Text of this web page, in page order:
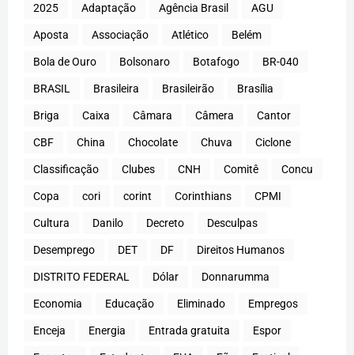
2025 Adaptação Agência Brasil AGU
Aposta Associação Atlético Belém
Bola de Ouro Bolsonaro Botafogo BR-040
BRASIL Brasileira Brasileirão Brasília
Briga Caixa Câmara Câmera Cantor
CBF China Chocolate Chuva Ciclone
Classificação Clubes CNH Comitê Concu
Copa cori corint Corinthians CPMI
Cultura Danilo Decreto Desculpas
Desemprego DET DF Direitos Humanos
DISTRITO FEDERAL Dólar Donnarumma
Economia Educação Eliminado Empregos
Enceja Energia Entrada gratuita Espor